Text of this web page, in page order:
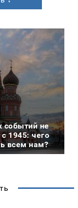
событий не
1945: чего
всем нам?